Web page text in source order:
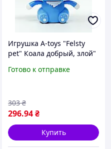
Игрушка A-toys "Felsty
pet" Коала добрый, злой"
Готово к отправке
296.94₴
303 ₴
Купить